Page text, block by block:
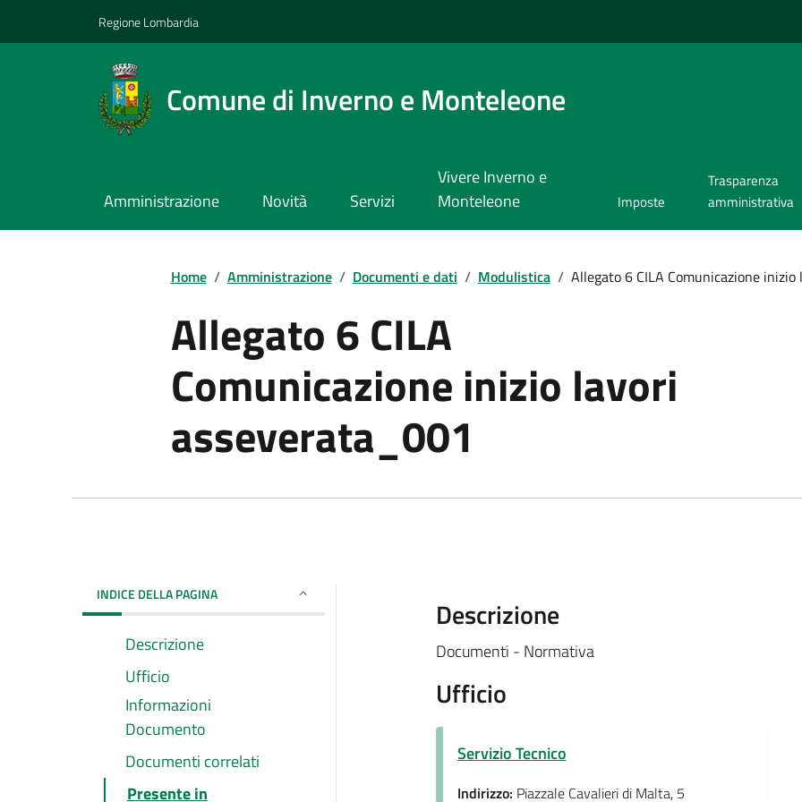
Regione Lombardia
Comune di Inverno e Monteleone
Amministrazione Novità Servizi
Vivere Inverno e
Monteleone
Imposte
Trasparenza
amministrativa
Home / Amministrazione / Documenti e dati / Modulistica / Allegato 6 CILA Comunicazione
Allegato 6 CILA
Comunicazione inizio lavori
asseverata_001
INDICE DELLA PAGINA
Descrizione
Ufficio
Informazioni
Documento
Documenti correlati
Presente in
Descrizione
Documenti - Normativa
Ufficio
Servizio Tecnico
Indirizzo: Piazzale Cavalieri di Malta, 5